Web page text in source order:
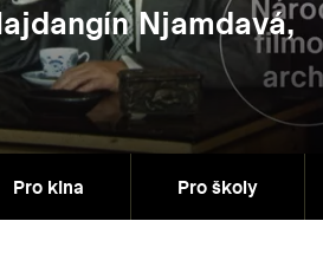
Njamdavá,
Pro kina Pro školy